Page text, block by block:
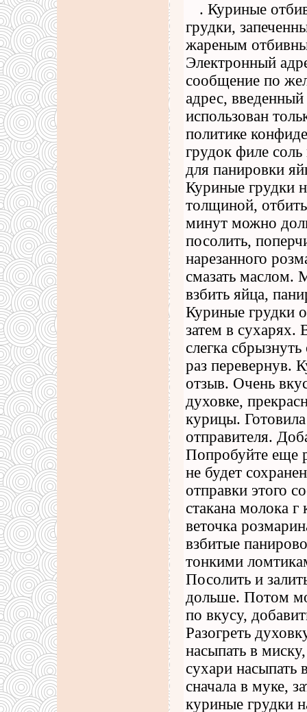
. Куриные
грудки,
жареным
Электронный
сообщение по
адрес,
использован
политике
грудок филе соль
для панировки
Куриные грудки
толщиной,
минут можно
посолить,
нарезанного
смазать маслом.
взбить яйца,
Куриные грудки
затем в сухарях.
слегка
раз перевернув.
отзыв. Очень
духовке,
курицы.
отправителя.
Попробуйте еще
не будет
отправки этого
стакана молока
веточка
взбитые
тонкими
Посолить и
дольше. Потом
по вкусу,
Разогреть
насыпать в
сухари насыпать
сначала в муке,
куриные грудки